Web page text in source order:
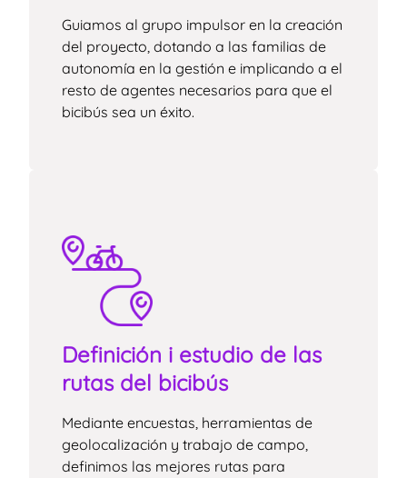
Guiamos al grupo impulsor en la creación
del proyecto, dotando a las familias de
autonomía en la gestión e implicando a el
resto de agentes necesarios para que el
bicibús sea un éxito.
Definición i estudio de las
rutas del bicibús
Mediante encuestas, herramientas de
geolocalización y trabajo de campo,
definimos las mejores rutas para